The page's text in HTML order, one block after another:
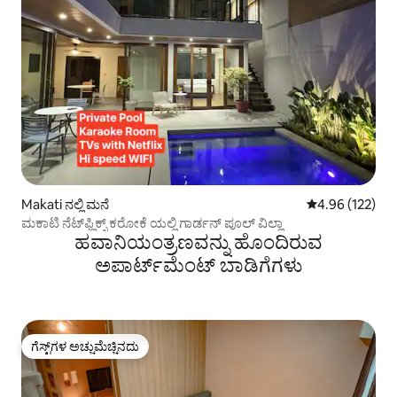
Makati ನಲ್ಲಿ ಮನೆ 5 ರಲ್ಲಿ 4.96
4.96 (122)
ಮಕಾಟಿ ನೆಟ್‌ಫ್ಲಿಕ್ಸ್ ಕರೋಕೆ ಯಲ್ಲಿ ಗಾರ್ಡನ್ ಪೂಲ್ ವಿಲ್ಲಾ
ಹವಾನಿಯಂತ್ರಣವನ್ನು ಹೊಂದಿರುವ
ಅಪಾರ್ಟ್‌ಮೆಂಟ್‌ ಬಾಡಿಗೆಗಳು
ಗೆಸ್ಟ್‌ಗಳ ಅಚ್ಚುಮೆಚ್ಚಿನದು
ಗೆಸ್ಟ್‌ಗಳ ಅಚ್ಚುಮೆಚ್ಚಿನದು